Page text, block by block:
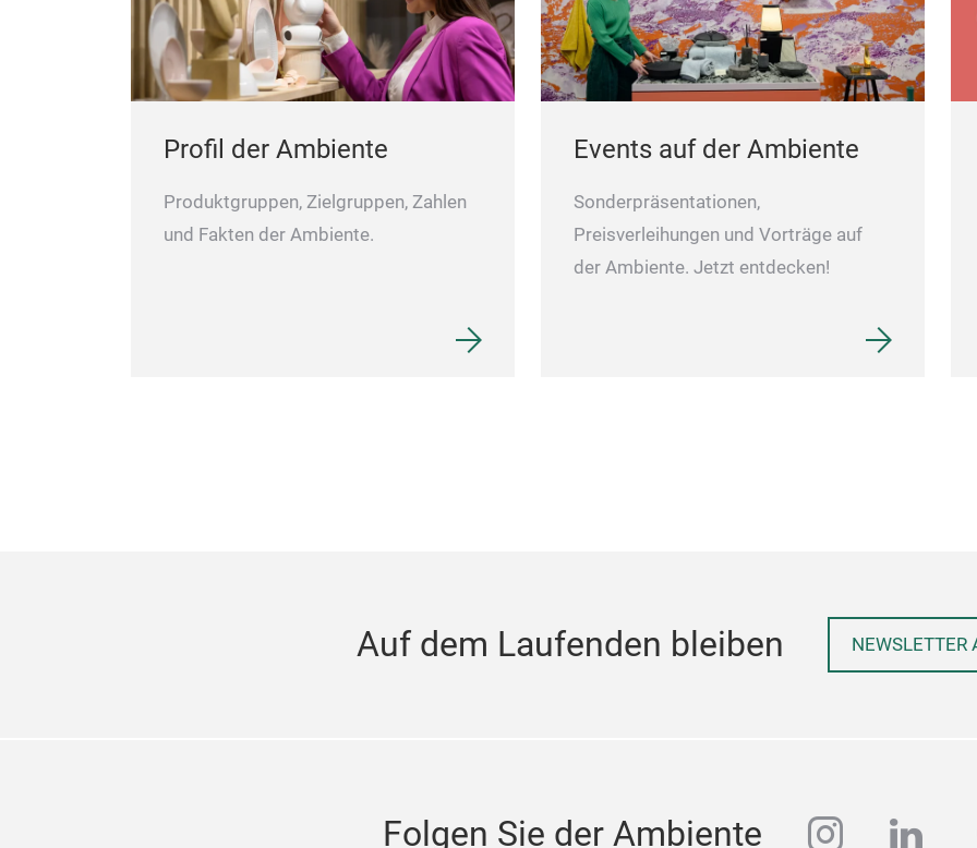
Profil der Ambiente
Produktgruppen, Zielgruppen, Zahlen
und Fakten der Ambiente.
Events auf der Ambiente
Sonderpräsentationen,
Preisverleihungen und Vorträge auf
der Ambiente. Jetzt entdecken!
Auf dem Laufenden bleiben NEWSLETTER
Folgen Sie der Ambiente